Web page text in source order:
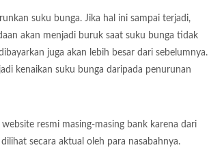
suku bunga. Jika hal ini sampai terjadi,
akan menjadi buruk saat suku bunga tidak
juga akan lebih besar dari sebelumnya.
kenaikan suku bunga daripada penurunan
resmi masing-masing bank karena dari
secara aktual oleh para nasabahnya.